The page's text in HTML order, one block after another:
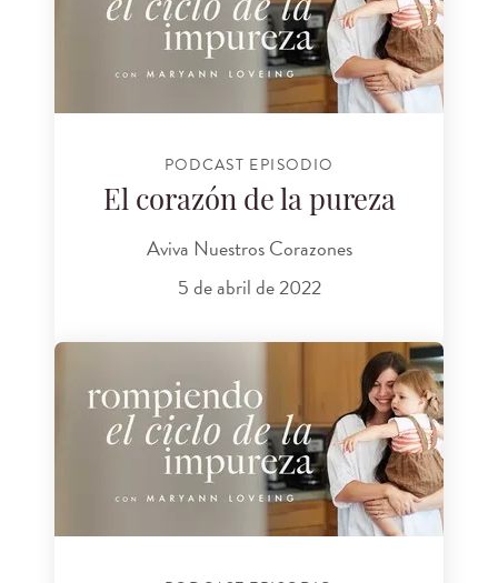
PODCAST EPISODIO
El corazón de la pureza
Aviva Nuestros Corazones
5 de abril de 2022